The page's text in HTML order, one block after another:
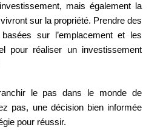
mais également la
sur la propriété. Prendre des
sur l’emplacement et les
pour réaliser un investissement
le pas dans le monde de
pas, une décision bien informée
pour réussir.